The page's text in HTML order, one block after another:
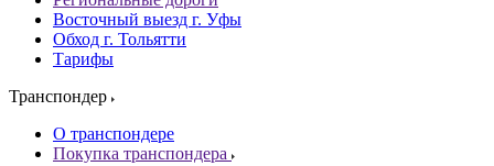
Восточный выезд г. Уфы
Обход г. Тольятти
Тарифы
Транспондер
О транспондере
Покупка транспондера